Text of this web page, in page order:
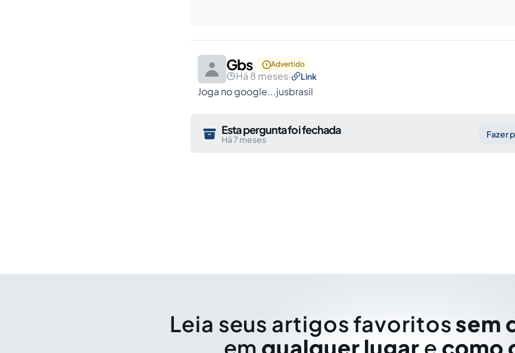
Gbs Advertido
Há 8 meses· Link
Joga no google...jusbrasil
Esta pergunta foi fechada
Há 7 meses Fazer
Leia seus artigos favoritos sem
em qualquer lugar e como